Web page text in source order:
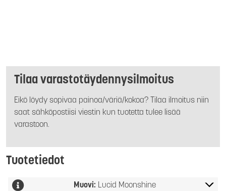
Tilaa varastotäydennysilmoitus
Eikö löydy sopivaa painoa/väriä/kokoa? Tilaa ilmoitus niin
saat sähköpostiisi viestin kun tuotetta tulee lisää
varastoon.
Tuotetiedot
Muovi: Lucid Moonshine